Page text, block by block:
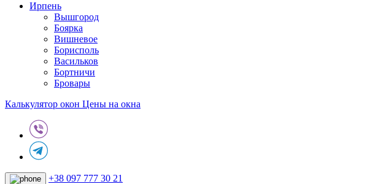
Ирпень
Вышгород
Боярка
Вишневое
Борисполь
Васильков
Бортничи
Бровары
Калькулятор окон Цены на окна
+38 097 777 30 21